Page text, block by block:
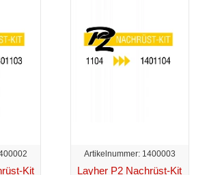
Kit
Artikelnummer: 1400003
Layher P2 Nachrüst-Kit